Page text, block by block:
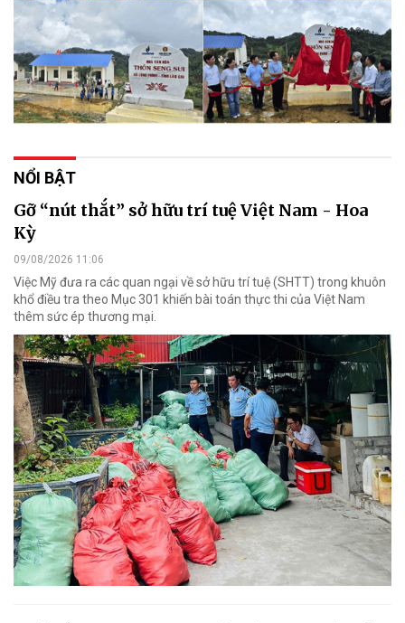
NỔI BẬT
Gỡ “nút thắt” sở hữu trí tuệ Việt Nam - Hoa
Kỳ
09/08/2026 11:06
Việc Mỹ đưa ra các quan ngại về sở hữu trí tuệ (SHTT) trong khuôn
khổ điều tra theo Mục 301 khiến bài toán thực thi của Việt Nam
thêm sức ép thương mại.